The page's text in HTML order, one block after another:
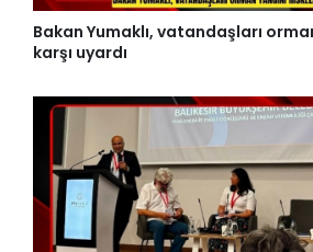
Bakan Yumaklı, vatandaşları
karşı uyardı